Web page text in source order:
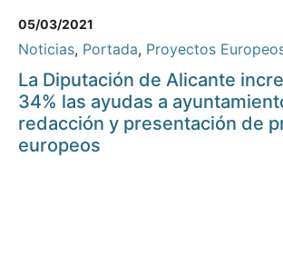
05/03/2021
Noticias, Portada, Proyectos
La Diputación de Alicante
34% las ayudas a
redacción y presentación de
europeos